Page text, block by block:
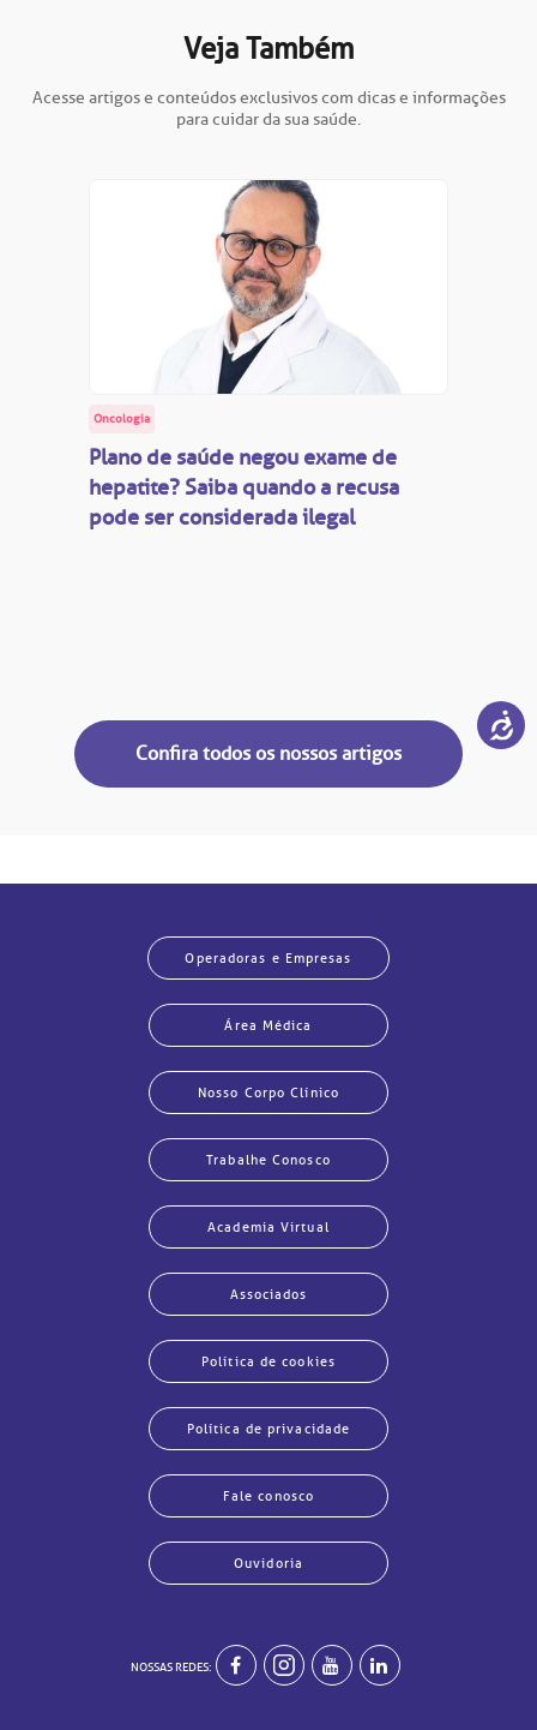
Veja Também
Acesse artigos e conteúdos exclusivos com dicas e informações
para cuidar da sua saúde.
Oncologia
Plano de saúde negou exame de
hepatite? Saiba quando a recusa
pode ser considerada ilegal
Confira todos os nossos artigos
Operadoras e Empresas
Área Médica
Nosso Corpo Clínico
Trabalhe Conosco
Academia Virtual
Associados
Política de cookies
Política de privacidade
Fale conosco
Ouvidoria
NOSSAS REDES: